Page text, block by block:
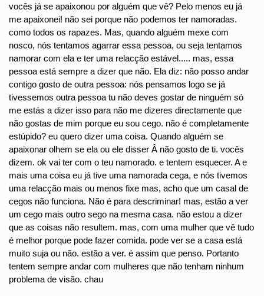
vocês já se apaixonou por alguém que vê? Pelo menos eu já
me apaixonei! não sei porque não podemos ter namoradas.
como todos os rapazes. Mas, quando alguém mexe com
nosco, nós tentamos agarrar essa pessoa, ou seja tentamos
namorar com ela e ter uma relacção estável..... mas, essa
pessoa está sempre a dizer que não. Ela diz: não posso andar
contigo gosto de outra pessoa: nós pensamos logo se já
tivessemos outra pessoa tu não deves gostar de ninguém só
me estás a dizer isso para não me dizeres directamente que
não gostas de mim porque eu sou cego. não é completamente
estúpido? eu quero dizer uma coisa. Quando alguém se
apaixonar olhem se ela ou ele disser Â não gosto de ti. vocês
dizem. ok vai ter com o teu namorado. e tentem esquecer. A e
mais uma coisa eu já tive uma namorada cega, e nós tivemos
uma relacção mais ou menos fixe mas, acho que um casal de
cegos não funciona. Não é para descriminar! mas, estão a ver
um cego mais outro sego na mesma casa. não estou a dizer
que as coisas não resultem. mas, com uma mulher que vê tudo
é melhor porque pode fazer comida. pode ver se a casa está
muito suja ou não. estão a ver. é assim que penso. Portanto
tentem sempre andar com mulheres que não tenham ninhum
problema de visão. chau